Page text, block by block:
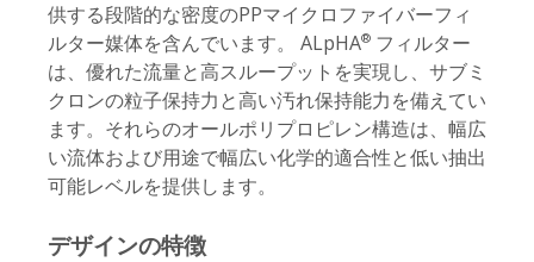
供する段階的な密度のPPマイクロファイバーフィ
ルター媒体を含んでいます。 ALpHA® フィルター
は、優れた流量と高スループットを実現し、サブミ
クロンの粒子保持力と高い汚れ保持能力を備えてい
ます。それらのオールポリプロピレン構造は、幅広
い流体および用途で幅広い化学的適合性と低い抽出
可能レベルを提供します。
デザインの特徴